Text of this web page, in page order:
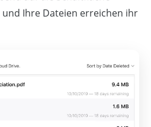
und Ihre Dateien erreichen ihr